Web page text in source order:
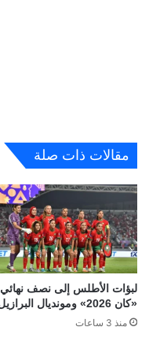
مقالات ذات صلة
لبؤات الأطلس إلى نصف نهائي
«كان 2026» ومونديال البرازيل
منذ 3 ساعات